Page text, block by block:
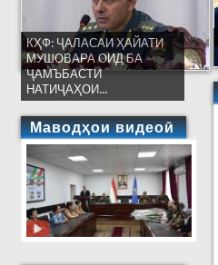
КҲФ: ҶАЛАСАИ ҲАЙАТИ
МУШОВАРА ОИД БА
ҶАМЪБАСТИ
НАТИҶАҲОИ...
Маводҳои видеоӣ